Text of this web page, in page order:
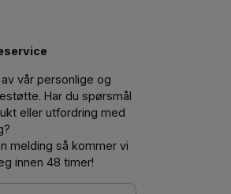
vår personlige og
Har du spørsmål
eller utfordring med
melding så kommer vi
innen 48 timer!